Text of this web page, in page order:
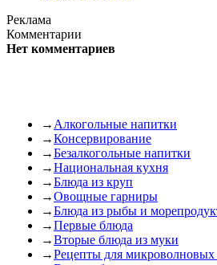
Реклама
Комментарии
Нет комментариев
→ Алкогольные напитки
→Консервирование
→Безалкогольные напитки
→Национальная кухня
→Блюда из круп
→Овощные гарниры
→Блюда из рыбы и
→Первые блюда
→Вторые блюда из муки
→Рецепты для микроволновых